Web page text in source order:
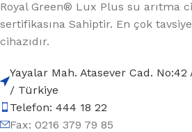
Royal Green® Lux Plus su arıtma
sertifikasına Sahiptir. En çok
cihazıdır.
Yayalar Mah. Atasever Cad.
/ Türkiye
Telefon: 444 18 22
Fax: 0216 379 79 85